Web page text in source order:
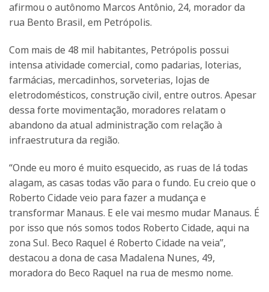
afirmou o autônomo Marcos Antônio, 24, morador da
rua Bento Brasil, em Petrópolis.
Com mais de 48 mil habitantes, Petrópolis possui
intensa atividade comercial, como padarias, loterias,
farmácias, mercadinhos, sorveterias, lojas de
eletrodomésticos, construção civil, entre outros. Apesar
dessa forte movimentação, moradores relatam o
abandono da atual administração com relação à
infraestrutura da região.
“Onde eu moro é muito esquecido, as ruas de lá todas
alagam, as casas todas vão para o fundo. Eu creio que o
Roberto Cidade veio para fazer a mudança e
transformar Manaus. E ele vai mesmo mudar Manaus. É
por isso que nós somos todos Roberto Cidade, aqui na
zona Sul. Beco Raquel é Roberto Cidade na veia”,
destacou a dona de casa Madalena Nunes, 49,
moradora do Beco Raquel na rua de mesmo nome.